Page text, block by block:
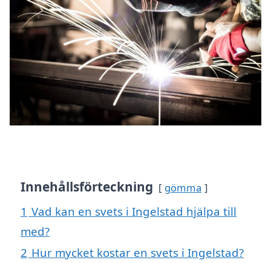
Innehållsförteckning gömma
1 Vad kan en svets i Ingelstad hjälpa till
med?
2 Hur mycket kostar en svets i Ingelstad?